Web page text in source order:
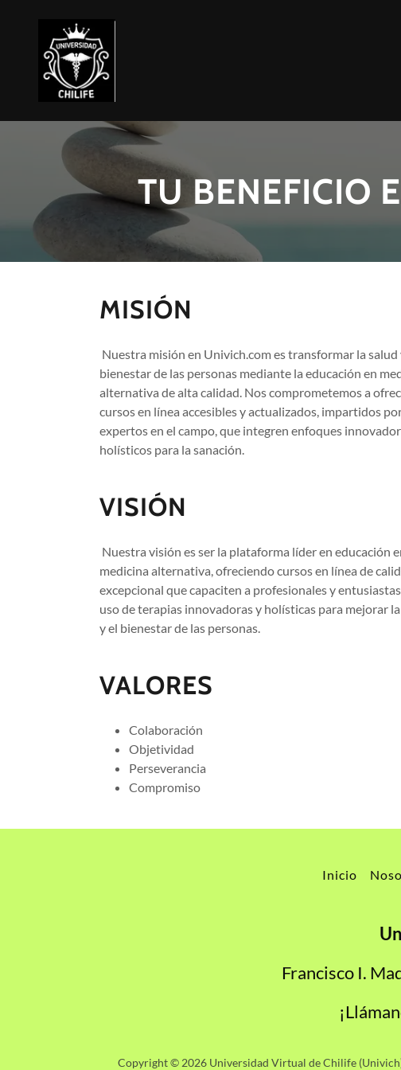
TU BENEFICIO
MISIÓN
Nuestra misión en Univich.com es transformar la salud
bienestar de las personas mediante la educación en
alternativa de alta calidad. Nos comprometemos a
cursos en línea accesibles y actualizados, impartidos
expertos en el campo, que integren enfoques
holísticos para la sanación.
VISIÓN
Nuestra visión es ser la plataforma líder en educación
medicina alternativa, ofreciendo cursos en línea de
excepcional que capaciten a profesionales y
uso de terapias innovadoras y holísticas para mejorar
y el bienestar de las personas.
VALORES
Colaboración
Objetividad
Perseverancia
Compromiso
Inicio
Francisco I.
Copyright © 2026 Universidad Virtual de Chilife